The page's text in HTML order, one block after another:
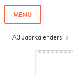
MENU
A3 Jaarkalenders